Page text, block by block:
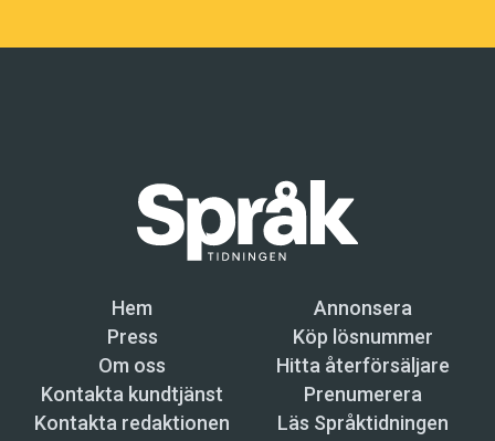
Hem
Annonsera
Press
Köp lösnummer
Om oss
Hitta återförsäljare
Kontakta kundtjänst
Prenumerera
Kontakta redaktionen
Läs Språktidningen